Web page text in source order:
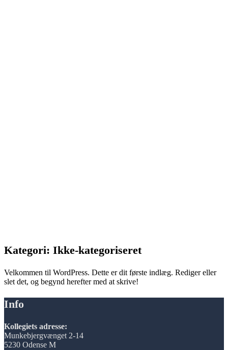
Kategori: Ikke-kategoriseret
Velkommen til WordPress. Dette er dit første indlæg. Rediger eller
slet det, og begynd herefter med at skrive!
Info
Kollegiets adresse:
Munkebjergvænget 2-14
5230 Odense M